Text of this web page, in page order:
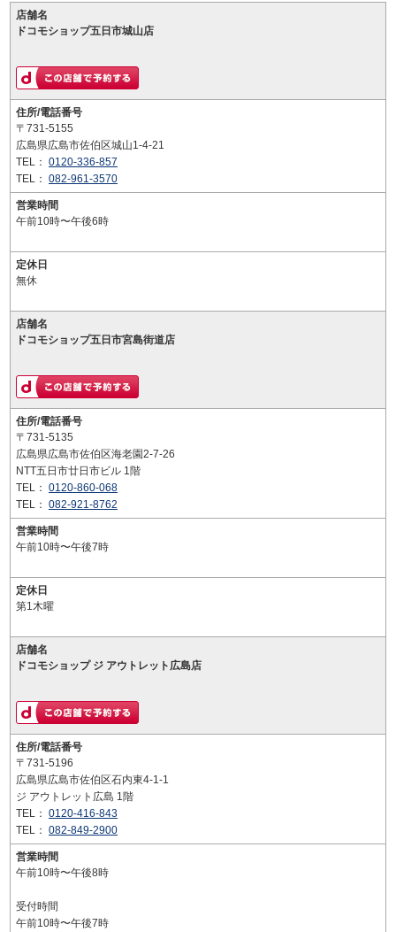
店舗名
ドコモショップ五日市城山店
住所/電話番号
〒731-5155
広島県広島市佐伯区城山1-4-21
TEL： 0120-336-857
TEL： 082-961-3570
営業時間
午前10時〜午後6時
定休日
無休
店舗名
ドコモショップ五日市宮島街道店
住所/電話番号
〒731-5135
広島県広島市佐伯区海老園2-7-26
NTT五日市廿日市ビル 1階
TEL： 0120-860-068
TEL： 082-921-8762
営業時間
午前10時〜午後7時
定休日
第1木曜
店舗名
ドコモショップ ジ アウトレット広島店
住所/電話番号
〒731-5196
広島県広島市佐伯区石内東4-1-1
ジ アウトレット広島 1階
TEL： 0120-416-843
TEL： 082-849-2900
営業時間
午前10時〜午後8時
受付時間
午前10時〜午後7時